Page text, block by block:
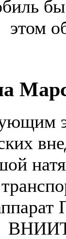
этом